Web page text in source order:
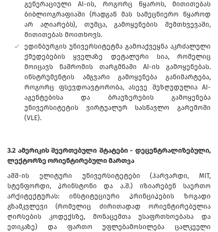
გენერაციული AI-ის, როგორც წყაროს, მითითებას
ბიბლიოგრაფიაში (რადგან მას სამეცნიერო წყაროდ
არ აღიარებს), თუმცა, გამოყენების შემთხვევაში,
მითითებას მოითხოვს.
ედინბურგის უნივერსიტეტმა გამოაქვეყნა აკრძალული
ქმედებების ყველაზე დეტალური სია, რომელიც
მოიცავს ნაშრომის თარგმნაში AI-ის გამოყენებას.
ინსტრუმენტის ამგვარი გამოყენება განიმარტება,
როგორც ფსევდოავტორობა, ასევე შეზღუდულია AI-
აგენტებისა და ბრაუზერების გამოყენება
უნივერსიტეტის ვირტუალურ სასწავლო გარემოში
(VLE).
3.2 ამერიკის შეერთებული შტატები - დეცენტრალიზებული,
ლექტორზე ორიენტირებული მართვა
აშშ-ის ელიტური უნივერსიტეტები (ჰარვარდი, MIT,
სტენფორდი, პრინსტონი და ა.შ.) იზიარებენ საერთო
არქიტექტურას: ინსტიტუციური პრინციპების ზოგადი
გზამკვლევი (რომელიც ძირითადად ორიენტირებულია
ღირსების კოდექსზე, მონაცემთა უსაფრთხოებასა და
ეთიკაზე) და ფართო უფლებამოსილება ცალკეული